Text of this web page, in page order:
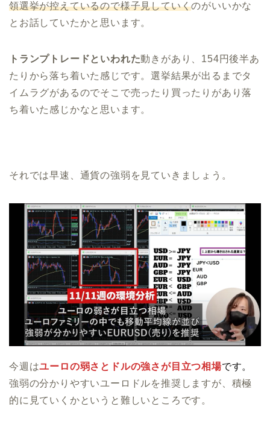
領選挙が控えているので様子見していくのがいいかな
とお話していたかと思います。
トランプトレードといわれた動きがあり、154円後半あ
たりから落ち着いた感じです。選挙結果が出るまでタ
イムラグがあるのでそこで売ったり買ったりがあり落
ち着いた感じかなと思います。
それでは早速、通貨の強弱を見ていきましょう。
今週はユーロの弱さとドルの強さが目立つ相場です。
強弱の分かりやすいユーロドルを推奨しますが、積極
的に見ていくかというと難しいところです。